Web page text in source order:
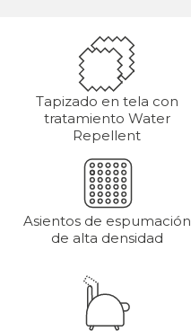
Tapizado en tela con
tratamiento Water
Repellent
Asientos de espumación
de alta densidad